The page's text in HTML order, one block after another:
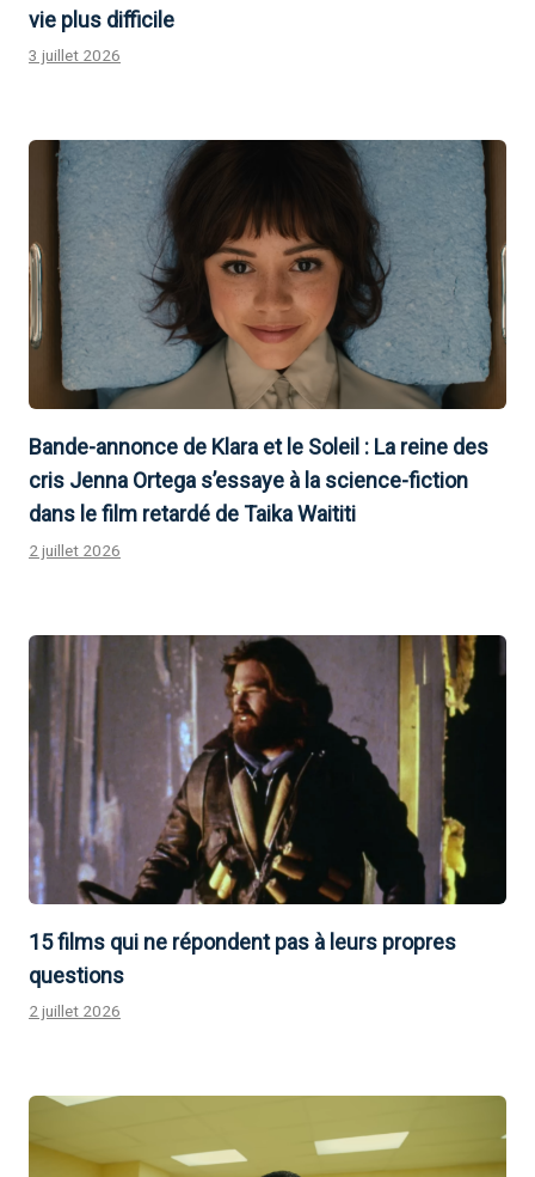
vie plus difficile
3 juillet 2026
Bande-annonce de Klara et le Soleil : La reine des
cris Jenna Ortega s’essaye à la science-fiction
dans le film retardé de Taika Waititi
2 juillet 2026
15 films qui ne répondent pas à leurs propres
questions
2 juillet 2026